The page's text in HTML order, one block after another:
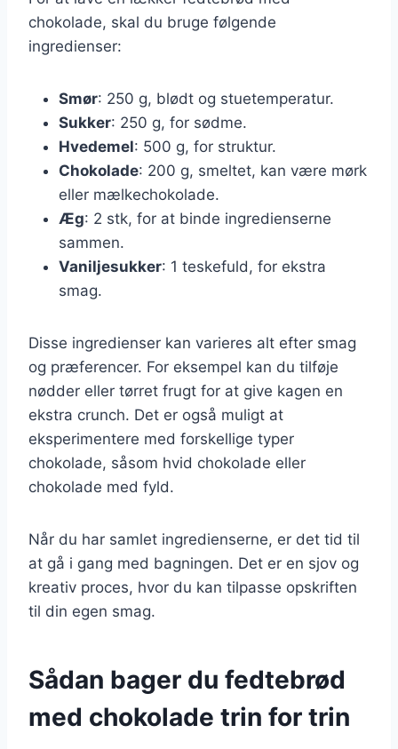
chokolade, skal du bruge følgende
ingredienser:
Smør: 250 g, blødt og stuetemperatur.
Sukker: 250 g, for sødme.
Hvedemel: 500 g, for struktur.
Chokolade: 200 g, smeltet, kan være mørk
eller mælkechokolade.
Æg: 2 stk, for at binde ingredienserne
sammen.
Vaniljesukker: 1 teskefuld, for ekstra
smag.
Disse ingredienser kan varieres alt efter smag
og præferencer. For eksempel kan du tilføje
nødder eller tørret frugt for at give kagen en
ekstra crunch. Det er også muligt at
eksperimentere med forskellige typer
chokolade, såsom hvid chokolade eller
chokolade med fyld.
Når du har samlet ingredienserne, er det tid til
at gå i gang med bagningen. Det er en sjov og
kreativ proces, hvor du kan tilpasse opskriften
til din egen smag.
Sådan bager du fedtebrød
med chokolade trin for trin